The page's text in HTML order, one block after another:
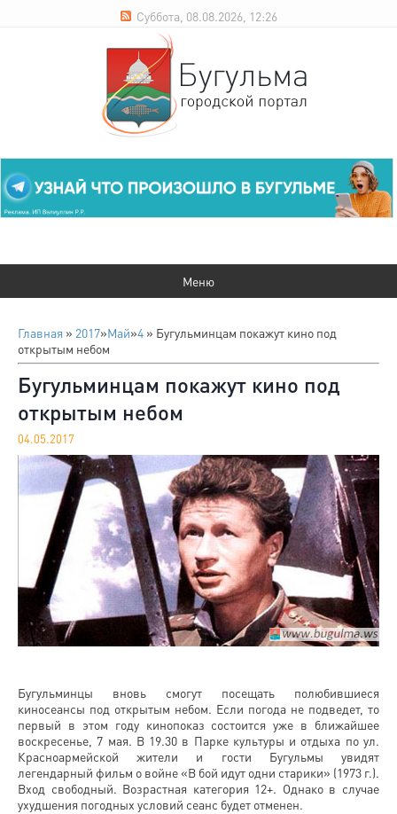
Суббота, 08.08.2026, 12:26
Главная » 2017»Май»4 » Бугульминцам покажут кино под
открытым небом
Бугульминцам покажут кино под
открытым небом
04.05.2017
Бугульминцы вновь смогут посещать полюбившиеся
киносеансы под открытым небом. Если погода не подведет, то
первый в этом году кинопоказ состоится уже в ближайшее
воскресенье, 7 мая. В 19.30 в Парке культуры и отдыха по ул.
Красноармейской жители и гости Бугульмы увидят
легендарный фильм о войне «В бой идут одни старики» (1973 г.).
Вход свободный. Возрастная категория 12+. Однако в случае
ухудшения погодных условий сеанс будет отменен.